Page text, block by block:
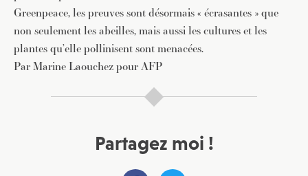
Greenpeace, les preuves sont désormais « écrasantes » que
non seulement les abeilles, mais aussi les cultures et les
plantes qu’elle pollinisent sont menacées.
Par Marine Laouchez pour AFP
Partagez moi !
JE M'INSCRIS À LA NEWSLETTER
Pour recevoir toutes les deux semaines notre lettre
d’info avec une sélection d’articles …